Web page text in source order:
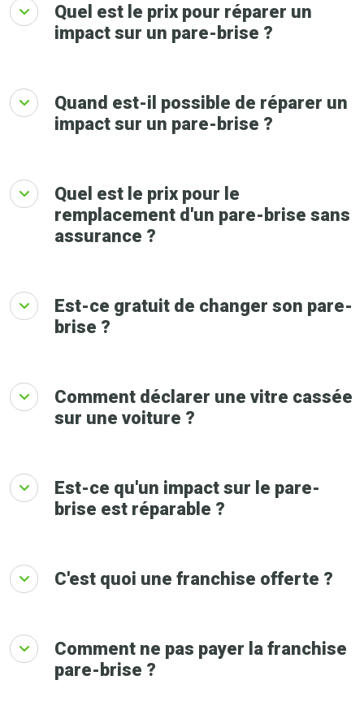
Quel est le prix pour réparer un
impact sur un pare-brise ?
Quand est-il possible de réparer un
impact sur un pare-brise ?
Quel est le prix pour le
remplacement d'un pare-brise sans
assurance ?
Est-ce gratuit de changer son pare-
brise ?
Comment déclarer une vitre cassée
sur une voiture ?
Est-ce qu'un impact sur le pare-
brise est réparable ?
C'est quoi une franchise offerte ?
Comment ne pas payer la franchise
pare-brise ?